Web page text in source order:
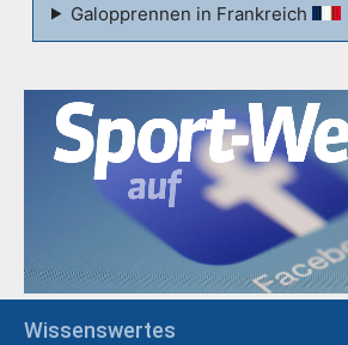
Galopprennen in Frankreich
Wissenswertes